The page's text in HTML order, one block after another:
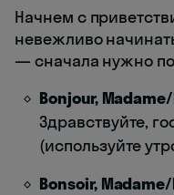
Начнем с
невежливо
— сначала нужно
Bonjour,
Здравствуйте,
(используйте
Bonsoir,